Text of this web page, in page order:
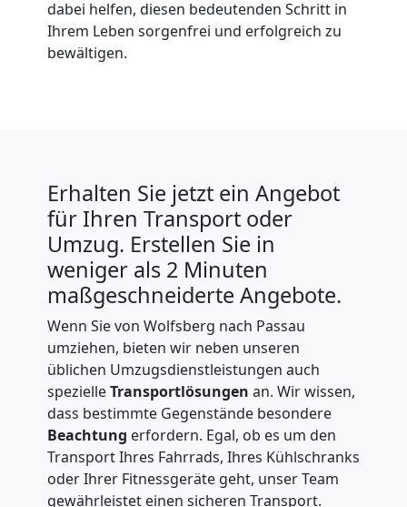
dabei helfen, diesen bedeutenden Schritt in
Ihrem Leben sorgenfrei und erfolgreich zu
bewältigen.
Erhalten Sie jetzt ein Angebot
für Ihren Transport oder
Umzug. Erstellen Sie in
weniger als 2 Minuten
maßgeschneiderte Angebote.
Wenn Sie von Wolfsberg nach Passau
umziehen, bieten wir neben unseren
üblichen Umzugsdienstleistungen auch
spezielleTransportlösungen an. Wir wissen,
dass bestimmte Gegenstände besondere
Beachtung erfordern. Egal, ob es um den
Transport Ihres Fahrrads, Ihres Kühlschranks
oder Ihrer Fitnessgeräte geht, unser Team
gewährleistet einen sicheren Transport.